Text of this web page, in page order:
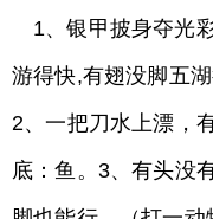
1、银甲披身夺光
游得快,有翅没脚五
2、一把刀水上漂，
底：鱼。3、有头没